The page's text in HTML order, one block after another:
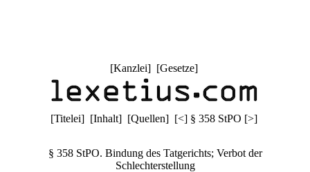
[Kanzlei] [Gesetze]
[Titelei] [Inhalt] [Quellen] [<] § 358 StPO [>]
§ 358 StPO. Bindung des Tatgerichts; Verbot der
Schlechterstellung